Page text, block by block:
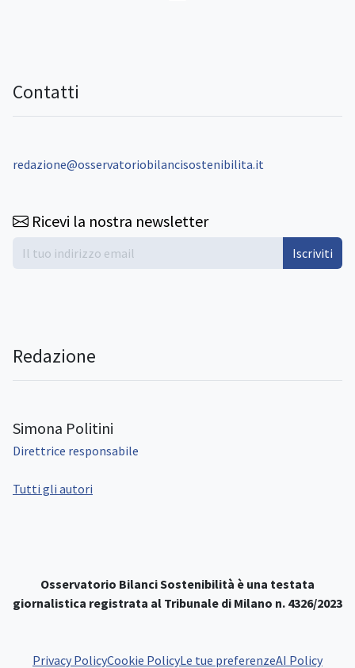
Contatti
redazione@osservatoriobilancisostenibilita.it
Ricevi la nostra newsletter
Iscriviti
Redazione
Simona Politini
Direttrice responsabile
Tutti gli autori
Osservatorio Bilanci Sostenibilità è una testata
giornalistica registrata al Tribunale di Milano n. 4326/2023
Privacy PolicyCookie PolicyLe tue preferenzeAI Policy